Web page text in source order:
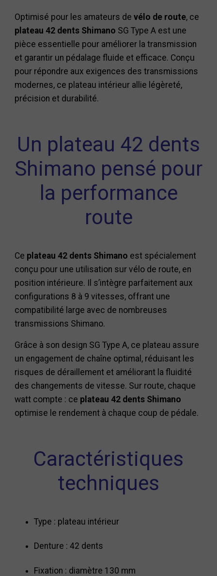
Optimisé pour les amateurs de vélo de route, ce
plateau 42 dents Shimano SG Type A est une
pièce essentielle pour améliorer la transmission
et garantir un pédalage fluide et efficace. Conçu
pour répondre aux exigences des transmissions
modernes, ce plateau intérieur allie légèreté,
précision et durabilité.
Un plateau 42 dents
Shimano pensé pour
la performance
route
Ce plateau 42 dents Shimano est spécialement
conçu pour une utilisation sur vélo de route, en
position intérieure. Il s’intègre parfaitement aux
configurations 8 à 9 vitesses, offrant une
compatibilité large avec de nombreuses
transmissions Shimano.
Grâce à son design SG Type A, ce plateau assure
un engagement de chaîne optimal, réduisant les
risques de déraillement et améliorant la fluidité
des changements de vitesse. Sur route, chaque
watt compte : ce plateau 42 dents Shimano
optimise le rendement à chaque coup de pédale.
Caractéristiques
techniques
Type : plateau intérieur
Denture : 42 dents
Fixation : diamètre 130 mm